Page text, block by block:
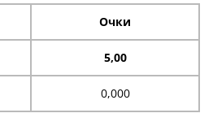
Очки
5,00
0,000